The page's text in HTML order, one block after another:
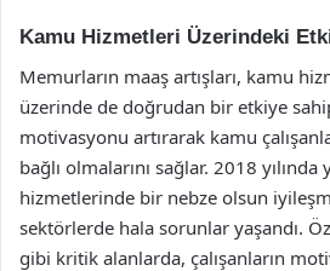
Kamu Hizmetleri Üzerindeki
Memurların maaş artışları, kamu
üzerinde de doğrudan bir etkiye
motivasyonu artırarak kamu
bağlı olmalarını sağlar. 2018
hizmetlerinde bir nebze olsun
sektörlerde hala sorunlar yaşandı.
gibi kritik alanlarda, çalışanların